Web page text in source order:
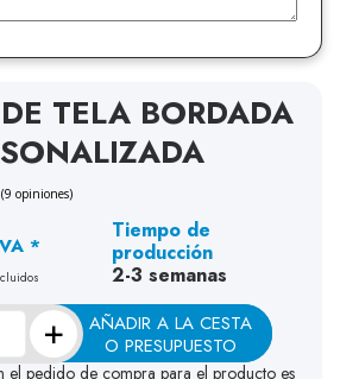
TELA BORDADA
*
Tiempo de
producción
2-3 semanas
+
AÑADIR A LA CESTA
O PRESUPUESTO
el pedido de compra para el producto es